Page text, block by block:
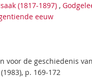
(1817-1897) ,
eeuw
voor de geschiedenis
p. 169-172